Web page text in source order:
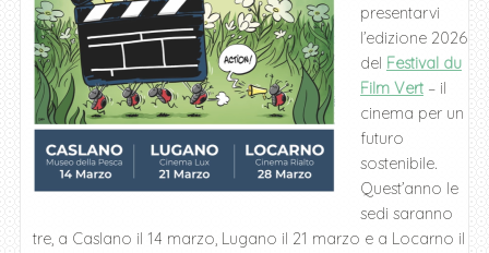
presentarvi
l’edizione 2026
del Festival du
Film Vert– il
cinema per un
futuro
sostenibile.
Quest’anno le
sedi saranno
tre, a Caslano il 14 marzo, Lugano il 21 marzo e a Locarno il